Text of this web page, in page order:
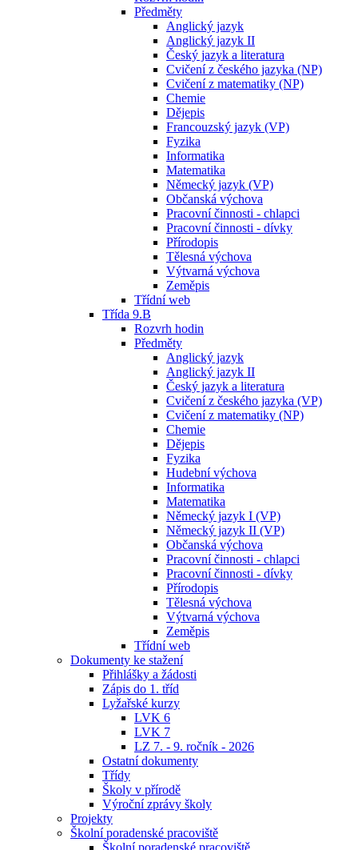
Předměty
Anglický jazyk
Anglický jazyk II
Český jazyk a literatura
Cvičení z českého jazyka (NP)
Cvičení z matematiky (NP)
Chemie
Dějepis
Francouzský jazyk (VP)
Fyzika
Informatika
Matematika
Německý jazyk (VP)
Občanská výchova
Pracovní činnosti - chlapci
Pracovní činnosti - dívky
Přírodopis
Tělesná výchova
Výtvarná výchova
Zeměpis
Třídní web
Třída 9.B
Rozvrh hodin
Předměty
Anglický jazyk
Anglický jazyk II
Český jazyk a literatura
Cvičení z českého jazyka (VP)
Cvičení z matematiky (NP)
Chemie
Dějepis
Fyzika
Hudební výchova
Informatika
Matematika
Německý jazyk I (VP)
Německý jazyk II (VP)
Občanská výchova
Pracovní činnosti - chlapci
Pracovní činnosti - dívky
Přírodopis
Tělesná výchova
Výtvarná výchova
Zeměpis
Třídní web
Dokumenty ke stažení
Přihlášky a žádosti
Zápis do 1. tříd
Lyžařské kurzy
LVK 6
LVK 7
LZ 7. - 9. ročník - 2026
Ostatní dokumenty
Třídy
Školy v přírodě
Výroční zprávy školy
Projekty
Školní poradenské pracoviště
Školní poradenské pracoviště